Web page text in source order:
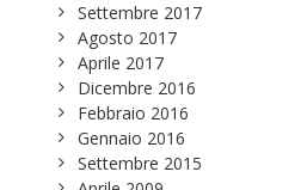
Settembre 2017
Agosto 2017
Aprile 2017
Dicembre 2016
Febbraio 2016
Gennaio 2016
Settembre 2015